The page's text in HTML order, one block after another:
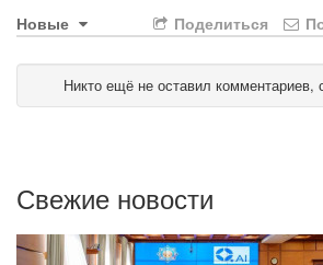
Новые Поделиться
Никто ещё не оставил комментариев,
Свежие новости